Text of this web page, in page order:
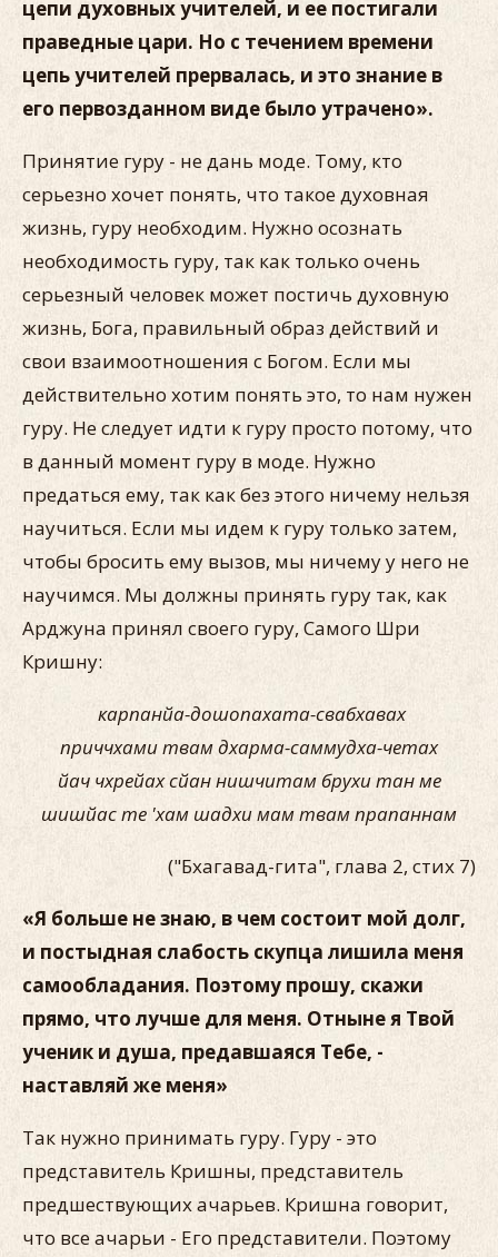
цепи духовных учителей, и ее постигали
праведные цари. Но с течением времени
цепь учителей прервалась, и это знание в
его первозданном виде было утрачено».
Принятие гуру - не дань моде. Тому, кто
серьезно хочет понять, что такое духовная
жизнь, гуру необходим. Нужно осознать
необходимость гуру, так как только очень
серьезный человек может постичь духовную
жизнь, Бога, правильный образ действий и
свои взаимоотношения с Богом. Если мы
действительно хотим понять это, то нам нужен
гуру. Не следует идти к гуру просто потому, что
в данный момент гуру в моде. Нужно
предаться ему, так как без этого ничему нельзя
научиться. Если мы идем к гуру только затем,
чтобы бросить ему вызов, мы ничему у него не
научимся. Мы должны принять гуру так, как
Арджуна принял своего гуру, Самого Шри
Кришну:
карпанйа-дошопахата-свабхавах
приччхами твам дхарма-саммудха-четах
йач чхрейах сйан нишчитам брухи тан ме
шишйас те 'хам шадхи мам твам прапаннам
("Бхагавад-гита", глава 2, стих 7)
«Я больше не знаю, в чем состоит мой долг,
и постыдная слабость скупца лишила меня
самообладания. Поэтому прошу, скажи
прямо, что лучше для меня. Отныне я Твой
ученик и душа, предавшаяся Тебе, -
наставляй же меня»
Так нужно принимать гуру. Гуру - это
представитель Кришны, представитель
предшествующих ачарьев. Кришна говорит,
что все ачарьи - Его представители. Поэтому